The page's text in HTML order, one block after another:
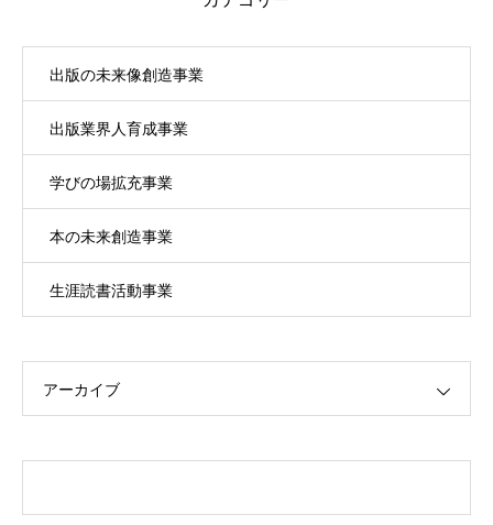
出版の未来像創造事業
出版業界人育成事業
学びの場拡充事業
本の未来創造事業
生涯読書活動事業
アーカイブ